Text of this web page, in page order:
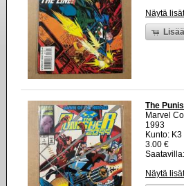
Näytä
The
Marvel
1993
Kunto:
3.00 €
Näytä